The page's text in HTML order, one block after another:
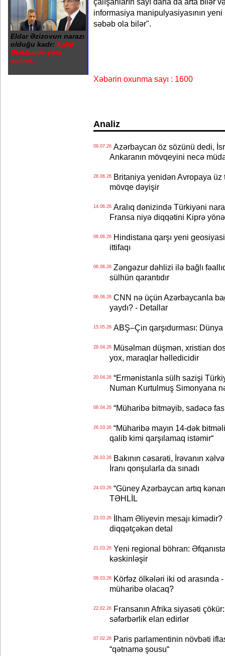
Eldar Əzizovun narazı
olduğu kadr: Xalid
Ələkbərov yola
salınır...
informasiya manipulyasiyasının
səbəb ola bilər".
Xəbərin oxunma sayı : 1600
Analiz
09.07.26Azərbaycan öz sözünü dedi,
Ankaranın mövqeyini necə
28.06.26Britaniya yenidən Avropaya üz
mövqe dəyişir
14.06.26Aralıq dənizində Türkiyəni
Fransa niyə diqqətini Kiprə
06.06.26Hindistana qarşı yeni
ittifaqı
06.06.26Zəngəzur dəhlizi ilə bağlı
sülhün qarantıdır
06.06.26CNN nə üçün Azərbaycanla
yaydı? - Detallar
15.05.26ABŞ–Çin qarşıdurması:
28.04.26Müsəlman düşmən, xristian
yox, maraqlar həlledicidir
20.04.26“Ermənistanla sülh sazişi
Numan Kurtulmuş Simonyana
08.04.26“Müharibə bitməyib, sadəcə
26.03.26“Müharibə mayın 14-dək
qalib kimi qarşılamaq istəmir“
26.03.26Bakının cəsarəti, İrəvanın
İranı qonşularla da sınadı
24.03.26“Güney Azərbaycan artıq
TƏHLİL
23.03.26İlham Əliyevin mesajı kimədir?
diqqətçəkən detal
21.03.26Yeni regional böhran:
kəskinləşir
09.03.26Körfəz ölkələri iki od arasında
müharibə olacaq?
22.02.26Fransanın Afrika siyasəti
səfərbərlik elan edirlər
07.02.26Paris parlamentinin növbəti
“qətnamə şousu“